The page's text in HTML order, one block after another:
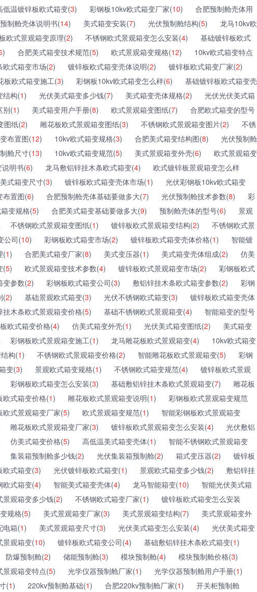
低温镀锌板欧式箱变(3) 彩钢板10kv欧式箱变厂家(10)
合肥预制舱壳体用
制舱壳体说明书(14) 美式箱变安装(7) 光伏预制舱结构(5)
龙马10kv欧
欧式景观箱变原理(2) 不锈钢欧式景观箱变怎么安装(4)
基础镀锌板欧式
) 合肥美式箱变技术规范(5) 欧式景观箱变规格(12)
10kv欧式箱变特点
欧式箱变市场(2) 镀锌板欧式箱变壳体说明(2) 镀锌板欧式箱变厂家(2)
板欧式箱变施工(3) 彩钢板10kv欧式箱变怎么样(6)
基础镀锌板欧式箱变壳
结构(1) 光伏美式箱变多少钱(7) 美式箱变壳体规格(2)
光伏光伏美式箱
别(1) 美式箱变用户手册(8) 欧式景观箱变图纸(7)
合肥欧式箱变的型号
图纸(2) 雕花板欧式景观箱变图纸(3) 不锈钢欧式景观箱变图片(2)
不锈
布置图(12) 10kv欧式箱变规格(3) 合肥美式箱变结构图(8)
光伏预制舱
舱尺寸(13) 10kv欧式箱变规范(5) 美式景观箱变外壳(6)
欧式景观箱变
明书(6) 龙马敷铝锌挂木条欧式箱变(4)
欧式镀锌板景观箱变怎么样
美式箱变尺寸(3) 镀锌板欧式箱变壳体市场(1)
光伏彩钢板10kv欧式箱变
布置图(6) 合肥预制舱壳体基础要做多大(7) 光伏预制舱技术参数(8)
彩
变规格(5) 合肥美式箱变基础要做多大(9) 预制舱壳体的型号(6)
景观
不锈钢欧式景观箱变图纸(1) 镀锌板欧式景观箱变结构(2)
不锈钢欧式景
公司(10) 彩钢板欧式箱变市场(2) 镀锌板欧式箱变壳体价格(1)
智能镀
(1) 合肥美式箱变厂家(8) 美式变压器(1) 美式箱变壳体组成(2)
仿美
(5) 欧式景观箱变技术参数(4) 镀锌板欧式景观箱变市场(2)
彩钢板欧式
变参数(2) 彩钢板欧式箱变公司(3) 敷铝锌挂木条欧式箱变参数(2)
彩钢
(2) 基础景观欧式箱变(3) 光伏不锈钢欧式箱变(3)
镀锌板欧式箱变壳体
挂木条欧式景观箱变价格(5) 基础不锈钢欧式景观箱变(4)
智能箱变的型号
欧式箱变价格(4) 仿美式箱变外壳(1) 光伏美式箱变图纸(2)
美式箱变
彩钢板欧式景观箱变施工(1) 龙马雕花板欧式景观箱变(4)
10kv欧式箱变
构(1) 不锈钢欧式景观箱变价格(2) 智能雕花板欧式景观箱变(5)
彩钢
变(3) 景观欧式箱变规格(1) 不锈钢欧式箱变规范(4)
镀锌板欧式景观
彩钢板欧式箱变怎么安装(3) 基础敷铝锌挂木条欧式景观箱变(7)
雕花板
欧式箱变价格(1) 雕花板欧式景观箱变说明(1)
彩钢板欧式景观箱变规范
欧式景观箱变厂家(5) 欧式景观箱变规范(1)
智能彩钢板欧式景观箱变
雕花板欧式景观箱变厂家(3) 镀锌板欧式景观箱变怎么安装(4)
光伏敷铝
仿美式箱变价格(5) 高低温美式箱变壳体(1)
智能不锈钢欧式景观箱变
集装箱预制舱多少钱(2) 光伏集装箱预制舱(2) 箱式变压器(2)
镀锌板
欧式箱变(3) 光伏镀锌板欧式箱变(1) 景观欧式箱变多少钱(2)
敷铝锌挂
欧式箱变(4) 智能美式箱变壳体(4) 龙马智能箱变(10)
智能光伏美式箱
景观箱变多少钱(2) 不锈钢欧式箱变厂家(1)
镀锌板欧式箱变怎么安装
规格(5) 美式景观箱变厂家(3) 美式景观箱变结构(7)
美式景观箱变外
电箱(1) 美式景观箱变尺寸(3) 光伏美式箱变怎么安装(4)
光伏美式箱变
景观箱变(10) 镀锌板欧式箱变公司(4) 基础敷铝锌挂木条欧式箱变(1)
防爆预制舱(2) 储能预制舱(3) 模块预制舱(4) 模块预制舱价格(3)
景观箱变特点(5) 光学仪器预制舱厂家(1) 光学仪器预制舱用户手册(1)
(1) 220kv预制舱基础(1) 合肥220kv预制舱厂家(1)
开关柜预制舱